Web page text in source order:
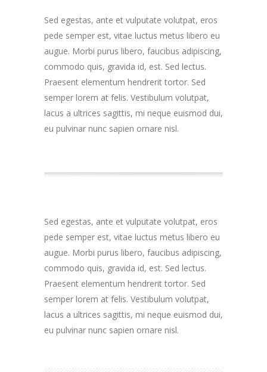
Sed egestas, ante et vulputate volutpat, eros
pede semper est, vitae luctus metus libero eu
augue. Morbi purus libero, faucibus adipiscing,
commodo quis, gravida id, est. Sed lectus.
Praesent elementum hendrerit tortor. Sed
semper lorem at felis. Vestibulum volutpat,
lacus a ultrices sagittis, mi neque euismod dui,
eu pulvinar nunc sapien ornare nisl.
Sed egestas, ante et vulputate volutpat, eros
pede semper est, vitae luctus metus libero eu
augue. Morbi purus libero, faucibus adipiscing,
commodo quis, gravida id, est. Sed lectus.
Praesent elementum hendrerit tortor. Sed
semper lorem at felis. Vestibulum volutpat,
lacus a ultrices sagittis, mi neque euismod dui,
eu pulvinar nunc sapien ornare nisl.